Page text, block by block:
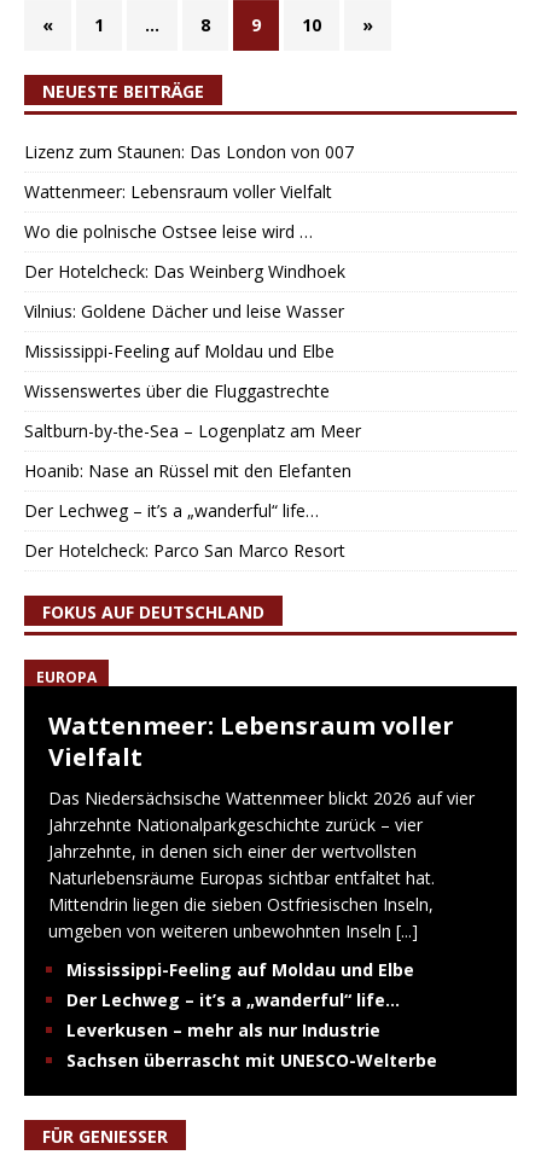
« 1 … 8 9 10 »
NEUESTE BEITRÄGE
Lizenz zum Staunen: Das London von 007
Wattenmeer: Lebensraum voller Vielfalt
Wo die polnische Ostsee leise wird …
Der Hotelcheck: Das Weinberg Windhoek
Vilnius: Goldene Dächer und leise Wasser
Mississippi-Feeling auf Moldau und Elbe
Wissenswertes über die Fluggastrechte
Saltburn-by-the-Sea – Logenplatz am Meer
Hoanib: Nase an Rüssel mit den Elefanten
Der Lechweg – it’s a „wanderful“ life…
Der Hotelcheck: Parco San Marco Resort
FOKUS AUF DEUTSCHLAND
EUROPA
Wattenmeer: Lebensraum voller
Vielfalt
Das Niedersächsische Wattenmeer blickt 2026 auf vier
Jahrzehnte Nationalparkgeschichte zurück – vier
Jahrzehnte, in denen sich einer der wertvollsten
Naturlebensräume Europas sichtbar entfaltet hat.
Mittendrin liegen die sieben Ostfriesischen Inseln,
umgeben von weiteren unbewohnten Inseln [...]
Mississippi-Feeling auf Moldau und Elbe
Der Lechweg – it’s a „wanderful“ life…
Leverkusen – mehr als nur Industrie
Sachsen überrascht mit UNESCO-Welterbe
FÜR GENIESSER